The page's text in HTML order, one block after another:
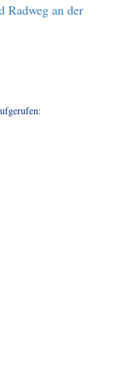
Radweg an der